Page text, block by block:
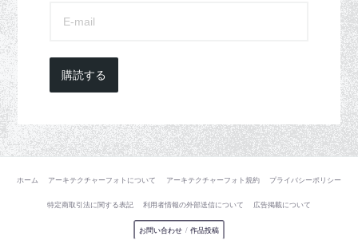
購読する
ホーム アーキテクチャーフォトについて アーキテクチャーフォト規約 プライバシーポリシー
特定商取引法に関する表記 利用者情報の外部送信について 広告掲載について
お問い合わせ / 作品投稿